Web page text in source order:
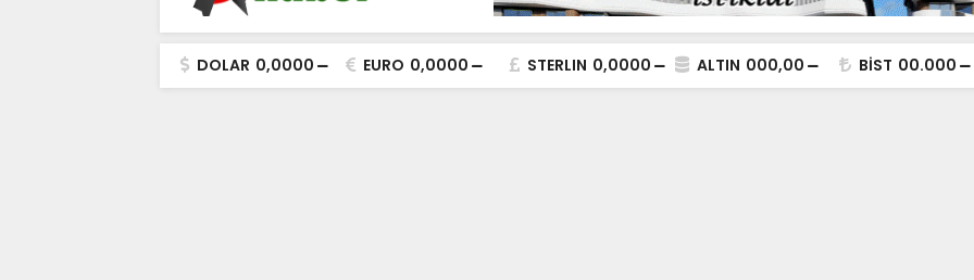
DOLAR 0,0000 EURO 0,0000 STERLIN 0,0000 ALTIN 000,00 BİST 00.000